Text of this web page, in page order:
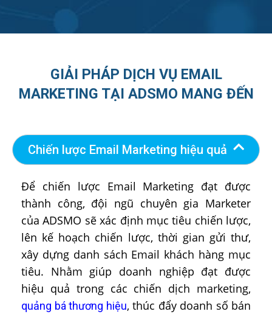
GIẢI PHÁP DỊCH VỤ EMAIL
MARKETING TẠI ADSMO MANG ĐẾN
Chiến lược Email Marketing hiệu quả
Để chiến lược Email Marketing đạt được
thành công, đội ngũ chuyên gia Marketer
của ADSMO sẽ xác định mục tiêu chiến lược,
lên kế hoạch chiến lược, thời gian gửi thư,
xây dựng danh sách Email khách hàng mục
tiêu. Nhằm giúp doanh nghiệp đạt được
hiệu quả trong các chiến dịch marketing,
quảng bá thương hiệu, thúc đẩy doanh số bán